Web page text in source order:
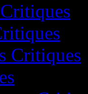
Critiques